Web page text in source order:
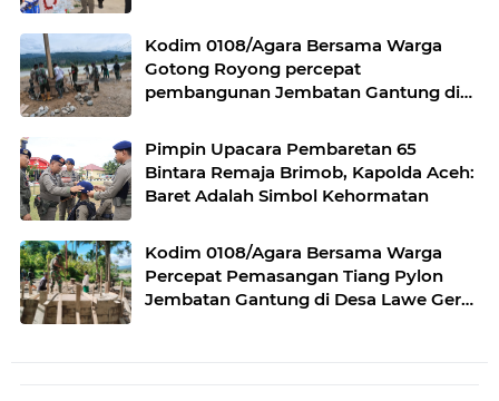
Kodim 0108/Agara Bersama Warga
Gotong Royong percepat
pembangunan Jembatan Gantung di
Pimpin Upacara Pembaretan 65
Bintara Remaja Brimob, Kapolda Aceh:
Baret Adalah Simbol Kehormatan
Kodim 0108/Agara Bersama Warga
Percepat Pemasangan Tiang Pylon
Jembatan Gantung di Desa Lawe Ger-